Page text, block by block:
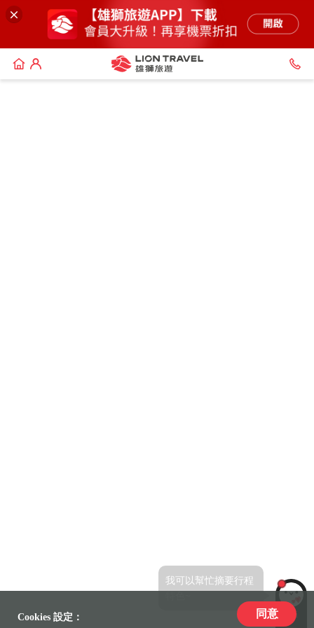
LiLi
我可以幫忙摘要行程
特色~
Cookies 設定： 同意